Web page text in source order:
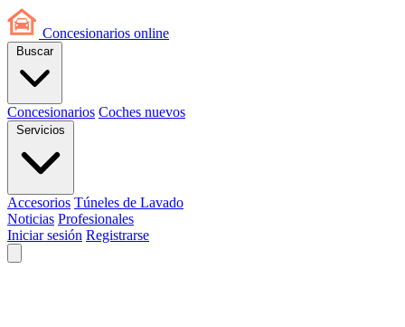
Concesionarios online
Buscar
Concesionarios Coches nuevos
Servicios
Accesorios Túneles de Lavado
Noticias Profesionales
Iniciar sesión Registrarse